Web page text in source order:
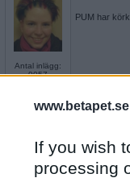
If you wish
processing
Antal inlägg:
9057
PUM har
saittam75- Ej medlem längre
PUM är en